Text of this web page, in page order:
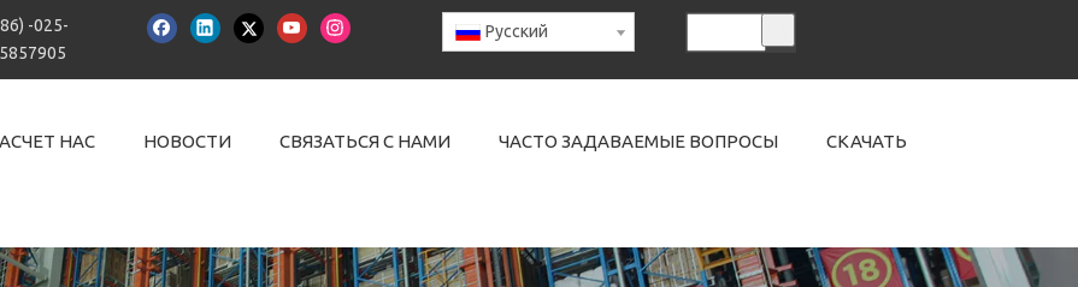
-025-
Pусский
НАС НОВОСТИ СВЯЗАТЬСЯ С НАМИ ЧАСТО ЗАДАВАЕМЫЕ ВОПРОСЫ СКАЧАТЬ